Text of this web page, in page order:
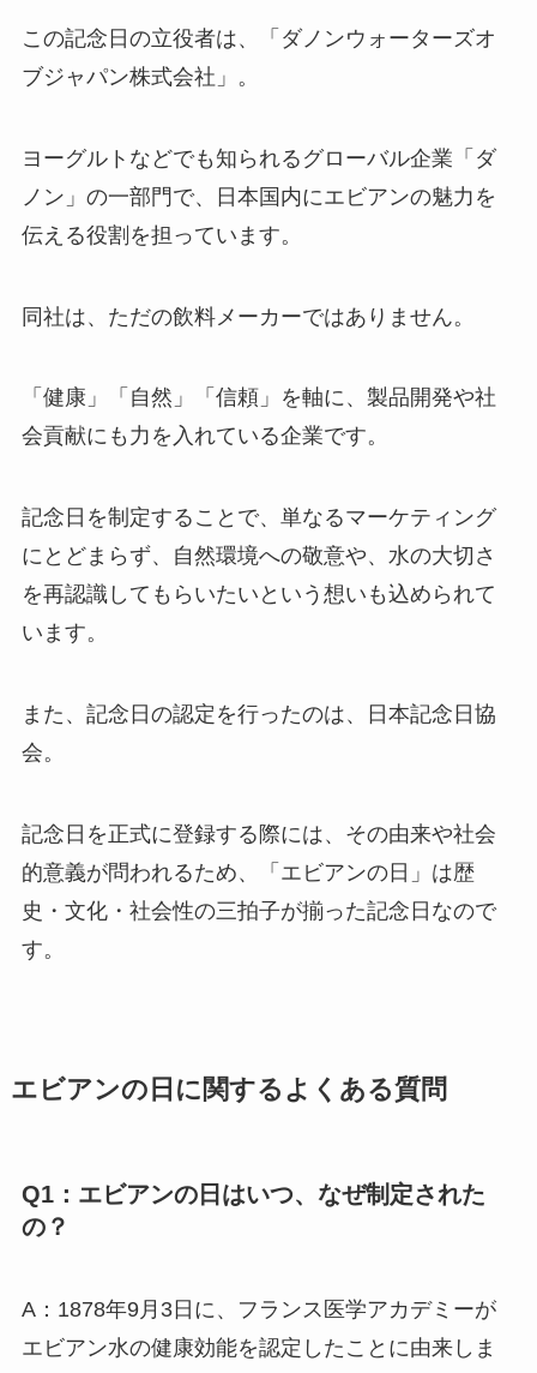
この記念日の立役者は、「ダノンウォーターズオ
ブジャパン株式会社」。
ヨーグルトなどでも知られるグローバル企業「ダ
ノン」の一部門で、日本国内にエビアンの魅力を
伝える役割を担っています。
同社は、ただの飲料メーカーではありません。
「健康」「自然」「信頼」を軸に、製品開発や社
会貢献にも力を入れている企業です。
記念日を制定することで、単なるマーケティング
にとどまらず、自然環境への敬意や、水の大切さ
を再認識してもらいたいという想いも込められて
います。
また、記念日の認定を行ったのは、日本記念日協
会。
記念日を正式に登録する際には、その由来や社会
的意義が問われるため、「エビアンの日」は歴
史・文化・社会性の三拍子が揃った記念日なので
す。
エビアンの日に関するよくある質問
Q1：エビアンの日はいつ、なぜ制定された
の？
A：1878年9月3日に、フランス医学アカデミーが
エビアン水の健康効能を認定したことに由来しま